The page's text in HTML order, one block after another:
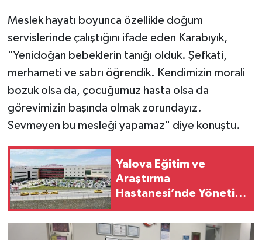
Meslek hayatı boyunca özellikle doğum
servislerinde çalıştığını ifade eden Karabıyık,
"Yenidoğan bebeklerin tanığı olduk. Şefkati,
merhameti ve sabrı öğrendik. Kendimizin morali
bozuk olsa da, çocuğumuz hasta olsa da
görevimizin başında olmak zorundayız.
Sevmeyen bu mesleği yapamaz" diye konuştu.
Yalova Eğitim ve
Araştırma
Hastanesi’nde Yönetim